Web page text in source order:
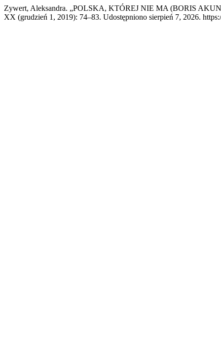
Zywert, Aleksandra. „POLSKA, KTÓREJ NIE MA (BORIS
XX (grudzień 1, 2019): 74–83. Udostępniono sierpień 7, 2026.